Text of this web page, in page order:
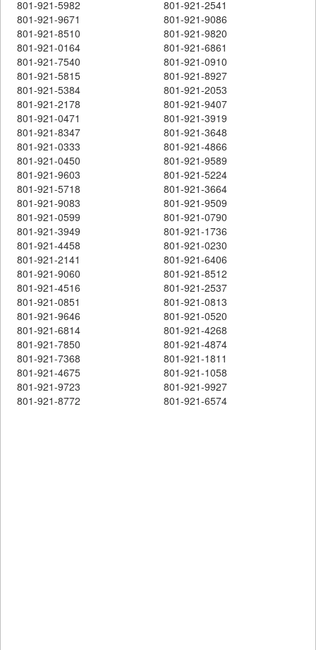
801-921-5982
801-921-2541
801-921-9671
801-921-9086
801-921-8510
801-921-9820
801-921-0164
801-921-6861
801-921-7540
801-921-0910
801-921-5815
801-921-8927
801-921-5384
801-921-2053
801-921-2178
801-921-9407
801-921-0471
801-921-3919
801-921-8347
801-921-3648
801-921-0333
801-921-4866
801-921-0450
801-921-9589
801-921-9603
801-921-5224
801-921-5718
801-921-3664
801-921-9083
801-921-9509
801-921-0599
801-921-0790
801-921-3949
801-921-1736
801-921-4458
801-921-0230
801-921-2141
801-921-6406
801-921-9060
801-921-8512
801-921-4516
801-921-2537
801-921-0851
801-921-0813
801-921-9646
801-921-0520
801-921-6814
801-921-4268
801-921-7850
801-921-4874
801-921-7368
801-921-1811
801-921-4675
801-921-1058
801-921-9723
801-921-9927
801-921-8772
801-921-6574